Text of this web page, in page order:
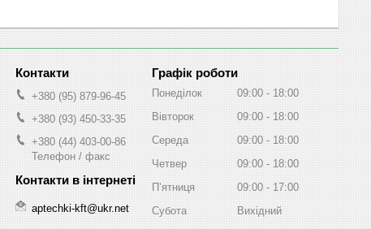
+380 (95) 879-96-45
+380 (93) 450-33-35
+380 (44) 403-00-86
Телефон / факс
aptechki-kft@ukr.net
Графік роботи
Понеділок 09:00
18:00
Вівторок
09:00
18:00
Середа
09:00
18:00
Четвер
09:00
18:00
Пʼятниця
09:00
17:00
Субота
Вихідний